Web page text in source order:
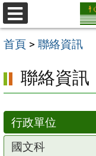
跳
至
主
容
區
選
單
首頁 > 聯絡資訊
聯絡資訊
行政單位
國文科